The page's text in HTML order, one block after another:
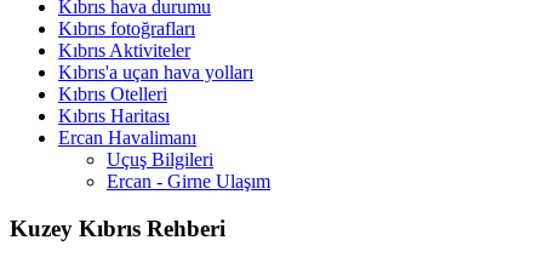
Kıbrıs hava durumu
Kıbrıs fotoğrafları
Kıbrıs Aktiviteler
Kıbrıs'a uçan hava yolları
Kıbrıs Otelleri
Kıbrıs Haritası
Ercan Havalimanı
Uçuş Bilgileri
Ercan - Girne Ulaşım
Kuzey Kıbrıs Rehberi